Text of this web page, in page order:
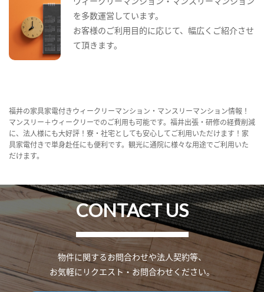
を多数運営しています。
お客様のご利用目的に応じて、幅広くご紹介させ
て頂きます。
福井の家具家電付きウィークリーマンション・マンスリーマンション情報！
マンスリー＋ウィークリーでのご利用も可能です。福井出張・研修の経費削減
に、法人様にも大好評！寮・社宅としても安心してご利用いただけます！家
具家電付きで単身赴任にも便利です。観光に通院に様々な用途でご利用いた
だけます。
CONTACT US
物件に関するお問合わせや法人契約等、
お気軽にリクエスト・お問合わせください。